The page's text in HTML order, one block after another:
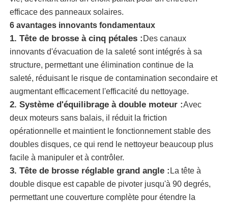
A propos de nous
Visite d'usine
Contrôle de la qualité
Contact
nouvelles
Tous les cas
Demande de soumission
efficace des panneaux solaires.
6 avantages innovants fondamentaux
1. Tête de brosse à cinq pétales : Des canaux
innovants d'évacuation de la saleté sont intégrés à sa
structure, permettant une élimination continue de la
saleté, réduisant le risque de contamination secondaire et
augmentant efficacement l'efficacité du nettoyage.
2. Système d'équilibrage à double moteur :Avec
deux moteurs sans balais, il réduit la friction
opérationnelle et maintient le fonctionnement stable des
doubles disques, ce qui rend le nettoyeur beaucoup plus
facile à manipuler et à contrôler.
3. Tête de brosse réglable grand angle : La tête à
double disque est capable de pivoter jusqu'à 90 degrés,
permettant une couverture complète pour étendre la